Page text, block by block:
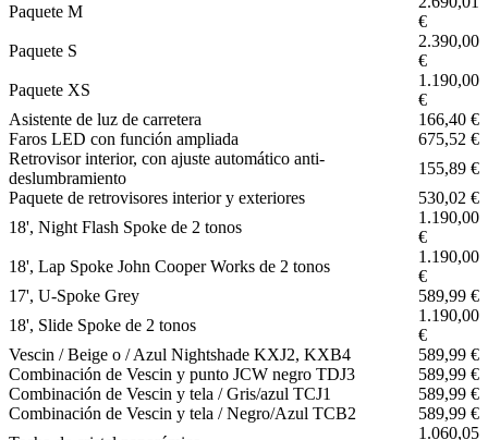
Paquete M
€
Paquete S
2.390,00
€
Paquete XS
1.190,00
€
Asistente de luz de carretera
166,40 €
Faros LED con función ampliada
675,52 €
Retrovisor interior, con ajuste automático anti-
deslumbramiento
155,89 €
Paquete de retrovisores interior y exteriores
530,02 €
18', Night Flash Spoke de 2 tonos
1.190,00
€
18', Lap Spoke John Cooper Works de 2 tonos
1.190,00
€
17', U-Spoke Grey
589,99 €
18', Slide Spoke de 2 tonos
1.190,00
€
Vescin / Beige o / Azul Nightshade KXJ2, KXB4
589,99 €
Combinación de Vescin y punto JCW negro TDJ3
589,99 €
Combinación de Vescin y tela / Gris/azul TCJ1
589,99 €
Combinación de Vescin y tela / Negro/Azul TCB2
589,99 €
1.060,05